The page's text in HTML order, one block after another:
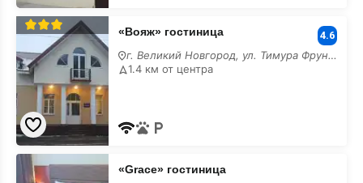
«Вояж»
гостиница
«Вояж» гостиница 4.6
г. Великий Новгород, ул. Тимура Фрунзе-Оловянка, 19/1
1.4 км от центра
«Grace»
гостиница
«Grace» гостиница